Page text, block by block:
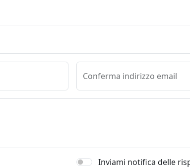
Conferma indirizzo email
Inviami notifica delle